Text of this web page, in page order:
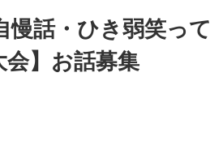
話・ひき弱笑って
】お話募集